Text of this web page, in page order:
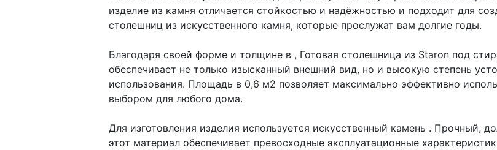
изделие из камня отличается стойкостью и надёжностью и подходит для
столешниц из искусственного камня, которые прослужат вам долгие годы.
Благодаря своей форме и толщине в , Готовая столешница из Staron под
обеспечивает не только изысканный внешний вид, но и высокую степень
использования. Площадь в 0,6 м2 позволяет максимально эффективно
выбором для любого дома.
Для изготовления изделия используется искусственный камень . Прочный,
этот материал обеспечивает превосходные эксплуатационные